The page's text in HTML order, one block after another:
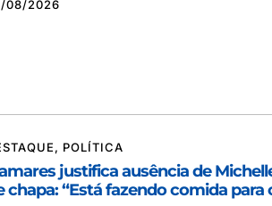
08/2026
, POLÍTICA
justifica ausência de
chapa: “Está fazendo comida para